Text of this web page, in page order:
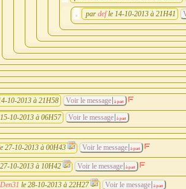
par def le 14-10-2013 à 21H41
10-2013 à 21H58 Voir le message à part
10-2013 à 06H57 Voir le message à part
27-10-2013 à 00H43 Voir le message à part
10-2013 à 10H42 Voir le message à part
le 28-10-2013 à 22H27 Voir le message à part